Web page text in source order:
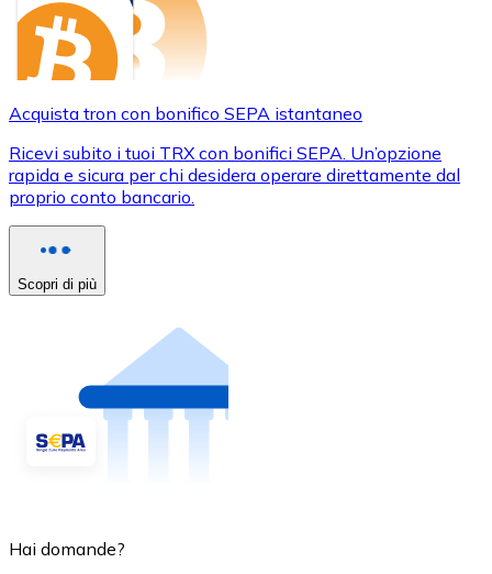
Acquista tron con bonifico SEPA istantaneo
Ricevi subito i tuoi TRX con bonifici SEPA. Un’opzione
rapida e sicura per chi desidera operare direttamente dal
proprio conto bancario.
Scopri di più
Hai domande?